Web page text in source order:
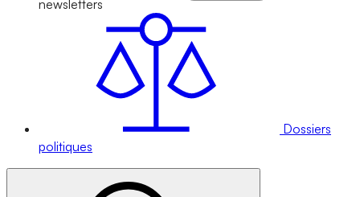
newsletters
Dossiers
politiques